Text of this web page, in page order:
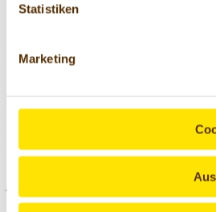
Statistiken
Marketing
Haselnussglasur
welches auf Heinrich Pickerd im Jahre
werden unsere Kuchenglasuren aus den
Gebäck.Unsere Haselnussglasur mit
von Haselnüssen und ihrem besonderen
jeder Backkreation. Sie veredelt feine
aromatischen Haselnussnote.